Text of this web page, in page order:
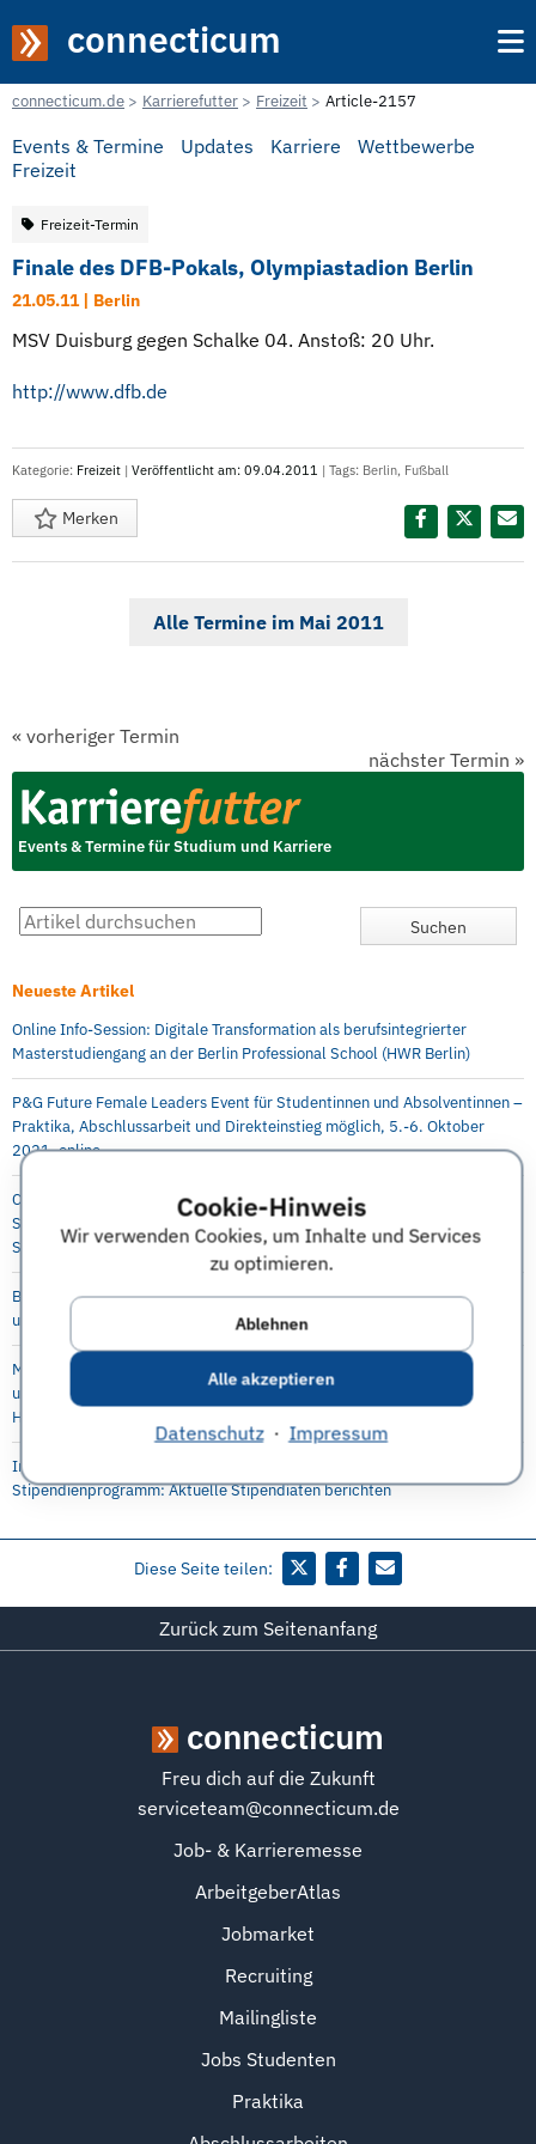
Cookie-Hinweis
Wir verwenden Cookies, um Inhalte und Services
zu optimieren.
Ablehnen
Alle akzeptieren
Datenschutz· Impressum
connecticum
connecticum.de Karrierefutter Freizeit Article-2157
Events & Termine Updates Karriere
Wettbewerbe
Freizeit
Freizeit-Termin
Finale des DFB-Pokals, Olympiastadion Berlin
21.05.11 | Berlin
MSV Duisburg gegen Schalke 04. Anstoß: 20 Uhr.
http://www.dfb.de
Kategorie: Freizeit | Veröffentlicht am: 09.04.2011 | Tags: Berlin, Fußball
Merken
Alle Termine im Mai 2011
« vorheriger Termin
nächster Termin »
Events & Termine für Studium und Karriere
Neueste Artikel
Online Info-Session: Digitale Transformation als berufsintegrierter
Masterstudiengang an der Berlin Professional School (HWR Berlin)
P&G Future Female Leaders Event für Studentinnen und Absolventinnen –
Praktika, Abschlussarbeit und Direkteinstieg möglich, 5.-6. Oktober
2021, online
Capgemini Invent: Virtueller Karriere Workshop in Digital Engineering für
Studenten, Absolventen, Doktoranden, Young Professionals 29.
September 2021
Bayer Virtual Workshop Engineering and Technology für Masterstudenten
und Doktoranden, 28. Oktober, 4.+11. November 2021
McKinsey-Event mit interaktivem Workshop für Studenten
und Doktoranden der Mathematik und Physik, 7.-8. Oktober 2021 in
Hamburg
Infoveranstaltung für USA-Auslandsstudium mit dem McCloy
Stipendienprogramm: Aktuelle Stipendiaten berichten
Diese Seite teilen:
Zurück zum Seitenanfang
connecticum
Freu dich auf die Zukunft
serviceteam@connecticum.de
Job- & Karrieremesse
ArbeitgeberAtlas
Jobmarket
Recruiting
Mailingliste
Jobs Studenten
Praktika